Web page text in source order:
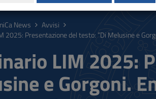
News
Avvisi
2025: Presentazione del testo: “Di Melusine e
LIM 2025:
e Gorgoni.